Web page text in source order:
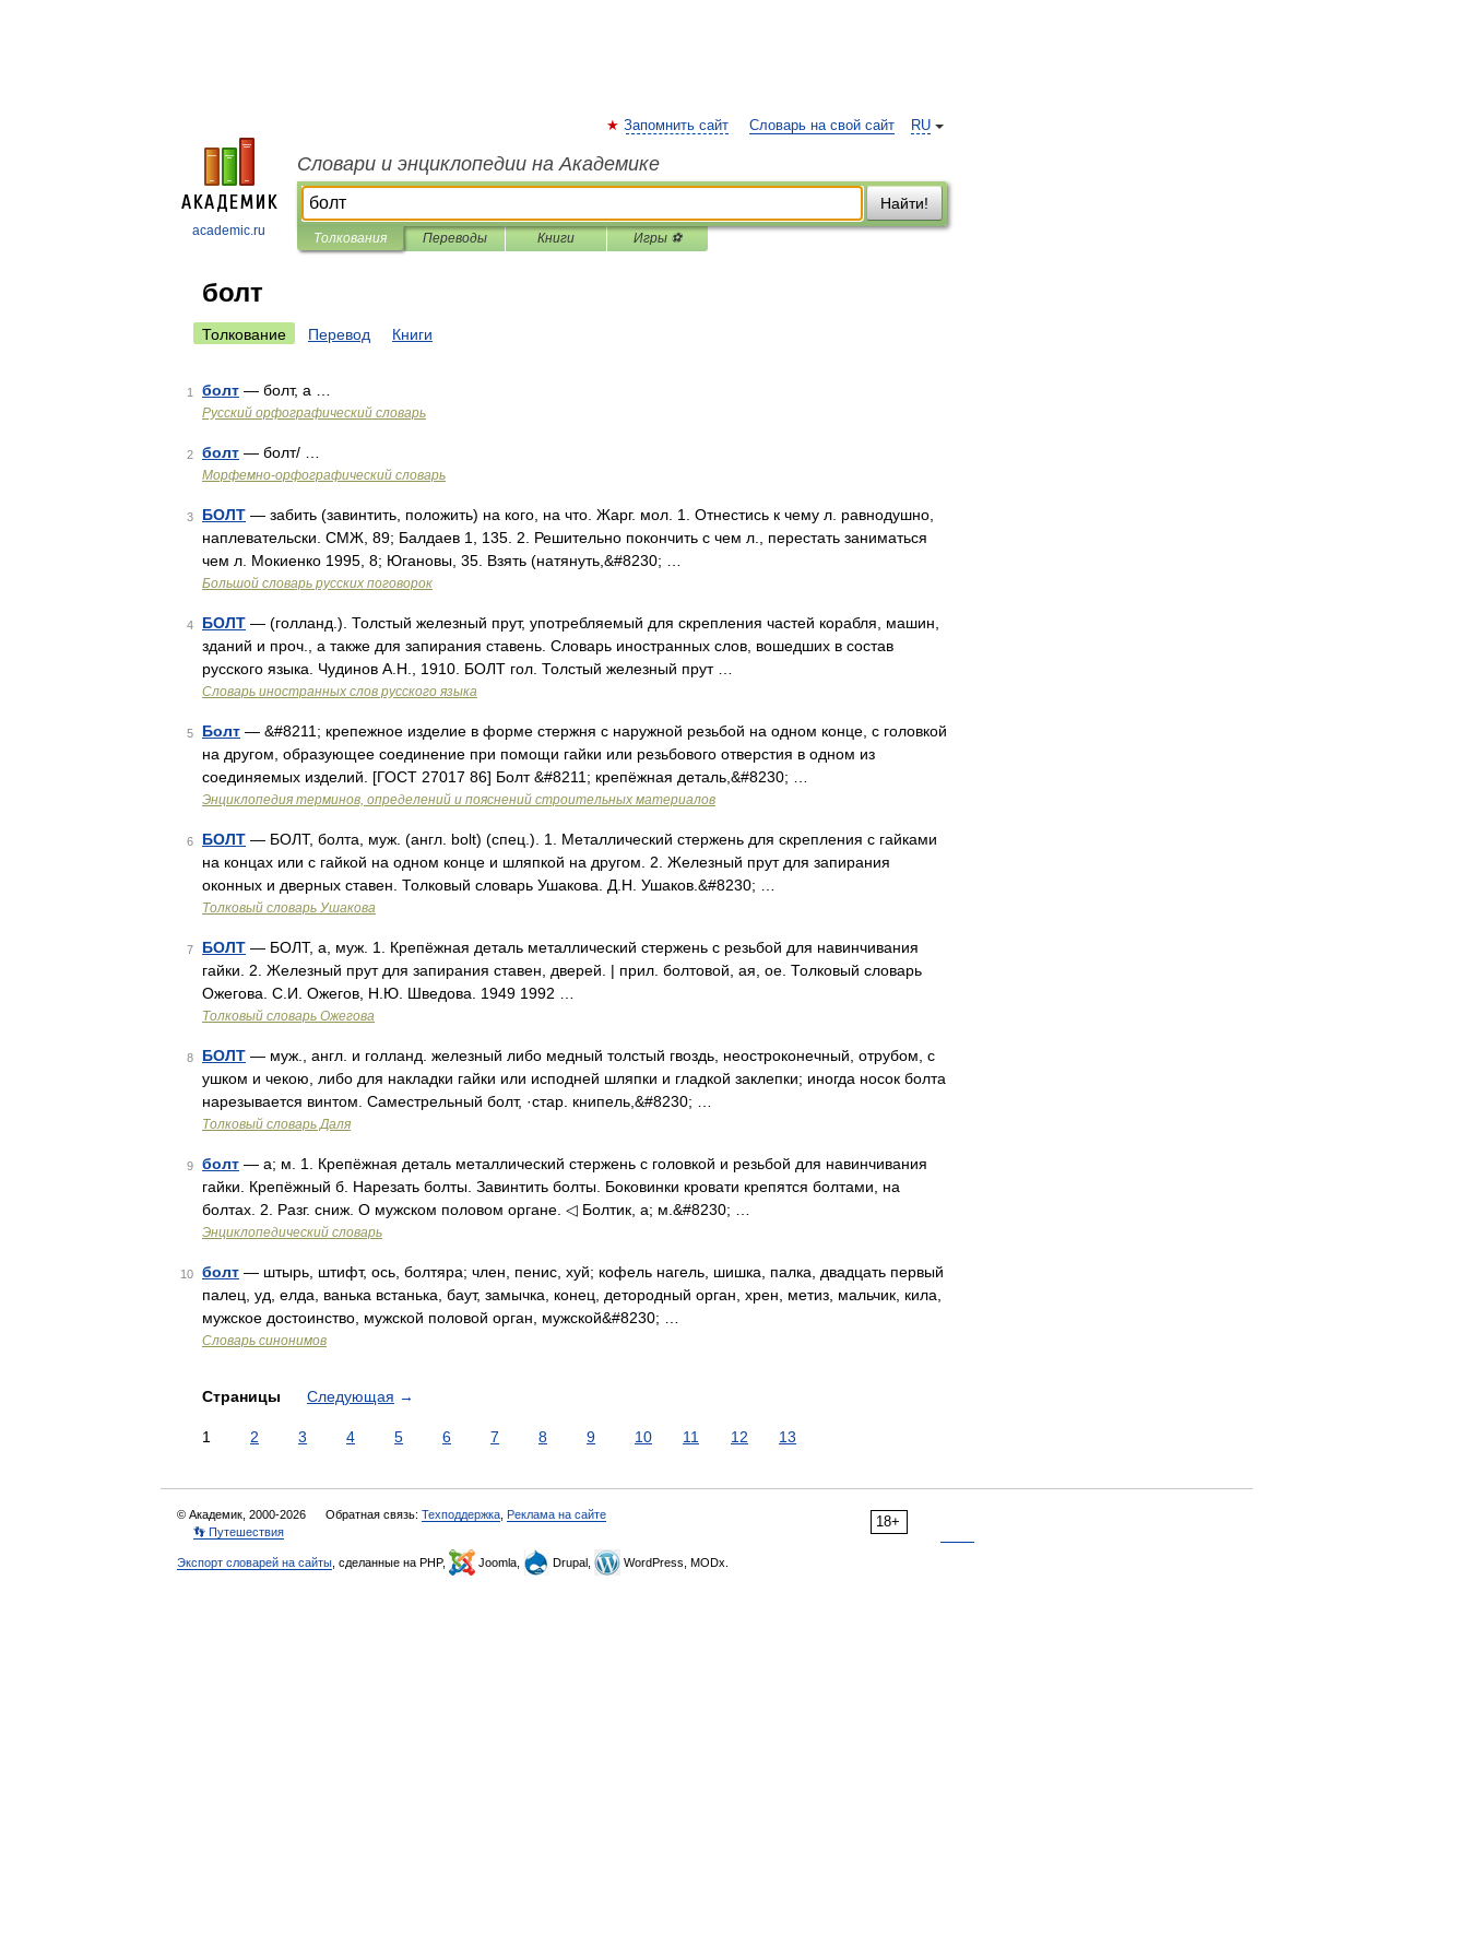
academic.ru
RU
Запомнить сайт Словарь на свой сайт
Словари и энциклопедии на Академике
Найти!
Толкования Переводы Книги Игры ⚽
болт
Толкование Перевод Книги
1 болт — болт, а …
Русский орфографический словарь
2 болт — болт/ …
Морфемно-орфографический словарь
3 БОЛТ — забить (завинтить, положить) на кого, на что. Жарг. мол. 1. Отнестись к чему л. равнодушно,
наплевательски. СМЖ, 89; Балдаев 1, 135. 2. Решительно покончить с чем л., перестать заниматься
чем л. Мокиенко 1995, 8; Югановы, 35. Взять (натянуть,&#8230; …
Большой словарь русских поговорок
4 БОЛТ — (голланд.). Толстый железный прут, употребляемый для скрепления частей корабля, машин,
зданий и проч., а также для запирания ставень. Словарь иностранных слов, вошедших в состав
русского языка. Чудинов А.Н., 1910. БОЛТ гол. Толстый железный прут …
Словарь иностранных слов русского языка
5 Болт — &#8211; крепежное изделие в форме стержня с наружной резьбой на одном конце, с головкой
на другом, образующее соединение при помощи гайки или резьбового отверстия в одном из
соединяемых изделий. [ГОСТ 27017 86] Болт &#8211; крепёжная деталь,&#8230; …
Энциклопедия терминов, определений и пояснений строительных материалов
6 БОЛТ — БОЛТ, болта, муж. (англ. bolt) (спец.). 1. Металлический стержень для скрепления с гайками
на концах или с гайкой на одном конце и шляпкой на другом. 2. Железный прут для запирания
оконных и дверных ставен. Толковый словарь Ушакова. Д.Н. Ушаков.&#8230; …
Толковый словарь Ушакова
7 БОЛТ — БОЛТ, а, муж. 1. Крепёжная деталь металлический стержень с резьбой для навинчивания
гайки. 2. Железный прут для запирания ставен, дверей. | прил. болтовой, ая, ое. Толковый словарь
Ожегова. С.И. Ожегов, Н.Ю. Шведова. 1949 1992 …
Толковый словарь Ожегова
8 БОЛТ — муж., англ. и голланд. железный либо медный толстый гвоздь, неостроконечный, отрубом, с
ушком и чекою, либо для накладки гайки или исподней шляпки и гладкой заклепки; иногда носок болта
нарезывается винтом. Саместрельный болт, ·стар. книпель,&#8230; …
Толковый словарь Даля
9 болт — а; м. 1. Крепёжная деталь металлический стержень с головкой и резьбой для навинчивания
гайки. Крепёжный б. Нарезать болты. Завинтить болты. Боковинки кровати крепятся болтами, на
болтах. 2. Разг. сниж. О мужском половом органе. ◁ Болтик, а; м.&#8230; …
Энциклопедический словарь
10 болт — штырь, штифт, ось, болтяра; член, пенис, хуй; кофель нагель, шишка, палка, двадцать первый
палец, уд, елда, ванька встанька, баут, замычка, конец, детородный орган, хрен, метиз, мальчик, кила,
мужское достоинство, мужской половой орган, мужской&#8230; …
Словарь синонимов
Страницы Следующая →
1 2 3 4 5 6 7 8 9 10 11 12 13
18+
© Академик, 2000-2026 Обратная связь: Техподдержка Реклама на сайте
👣 Путешествия
Экспорт словарей на сайты , сделанные на PHP, Joomla, Drupal, WordPress, MODx.